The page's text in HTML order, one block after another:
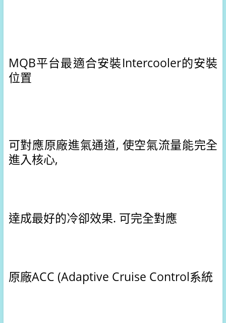
MQB平台最適合安裝Intercooler的安裝
位置
可對應原廠進氣通道, 使空氣流量能完全
進入核心,
達成最好的冷卻效果. 可完全對應
原廠ACC (Adaptive Cruise Control系統